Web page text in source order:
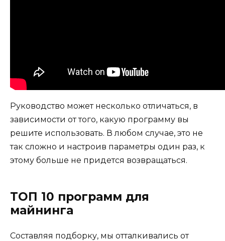
Руководство может несколько отличаться, в
зависимости от того, какую программу вы
решите использовать. В любом случае, это не
так сложно и настроив параметры один раз, к
этому больше не придется возвращаться.
ТОП 10 программ для
майнинга
Составляя подборку, мы отталкивались от